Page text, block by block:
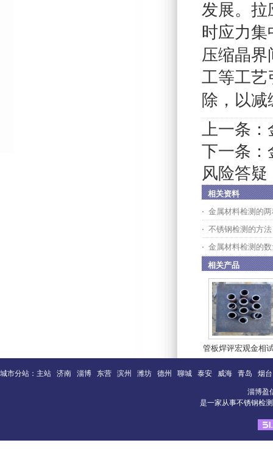
发展。拉
时应力集
压缩晶
工等工艺
除，以
上一条：
下一条：
风险答疑
相关资料
金属材料检测的
不锈钢检测的方法
金属材料检测的
相关产品
管板焊评宏观金相
城市分站： 主站 济南 淄博 东营 滨州 潍坊 德州 聊城 泰安 威海 青岛 烟台
淄博盈
是一家从事不锈钢检